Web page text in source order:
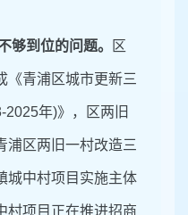
够到位的问题。 区
《青浦区城市更新三
2025年)》，区两旧
浦区两旧一村改造三
城中村项目实施主体
村项目正在推进招商